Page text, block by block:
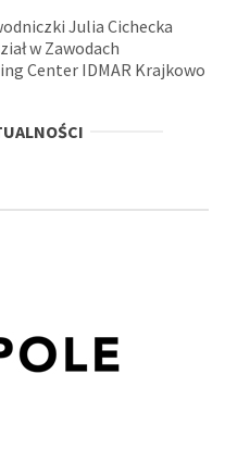
Julia Cichecka
w Zawodach
Center IDMAR Krajkowo